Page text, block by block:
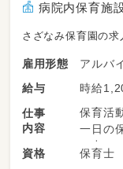
病院内保育施
さざなみ保育園の求
雇用形態
アルバ
給与
時給
仕事
内容
保育活
一日の
へ出か
室内で
資格
保育士